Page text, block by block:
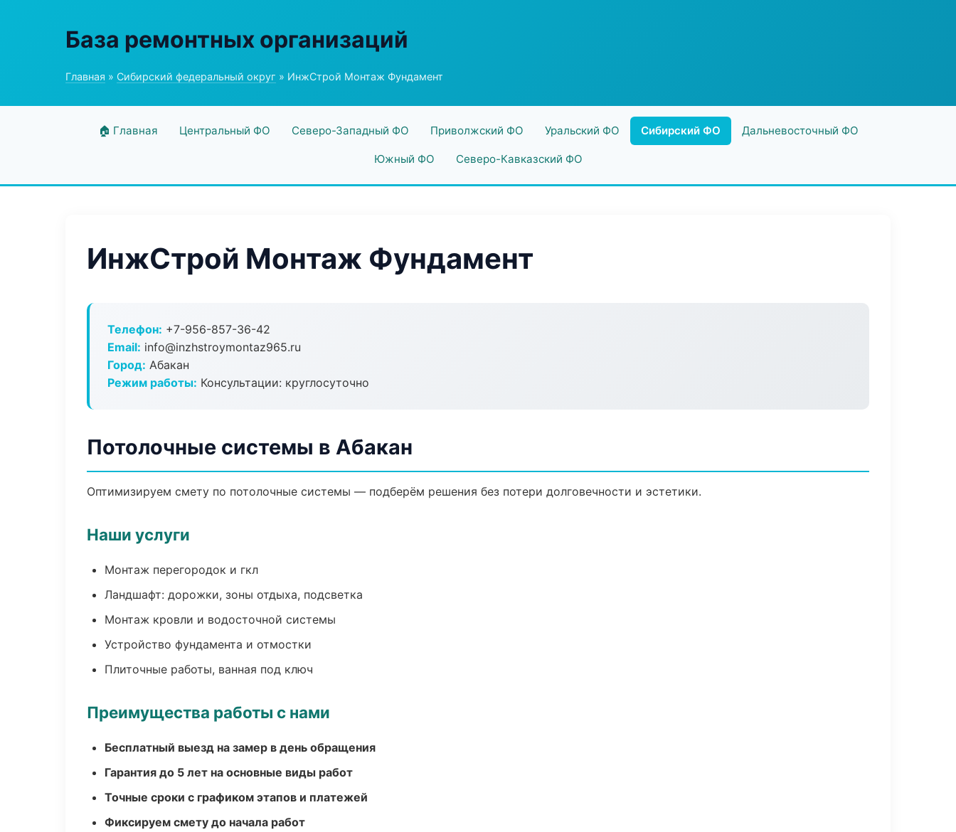
База ремонтных организаций
Главная » Сибирский федеральный округ » ИнжСтрой Монтаж Фундамент
🏠 Главная Центральный ФО Северо-Западный ФО Приволжский ФО Уральский ФО Сибирский ФО Дальневосточный ФО
Южный ФО Северо-Кавказский ФО
ИнжСтрой Монтаж Фундамент
Телефон: +7-956-857-36-42
Email: info@inzhstroymontaz965.ru
Город: Абакан
Режим работы: Консультации: круглосуточно
Потолочные системы в Абакан
Оптимизируем смету по потолочные системы — подберём решения без потери долговечности и эстетики.
Наши услуги
Монтаж перегородок и гкл
Ландшафт: дорожки, зоны отдыха, подсветка
Монтаж кровли и водосточной системы
Устройство фундамента и отмостки
Плиточные работы, ванная под ключ
Преимущества работы с нами
Бесплатный выезд на замер в день обращения
Гарантия до 5 лет на основные виды работ
Точные сроки с графиком этапов и платежей
Фиксируем смету до начала работ